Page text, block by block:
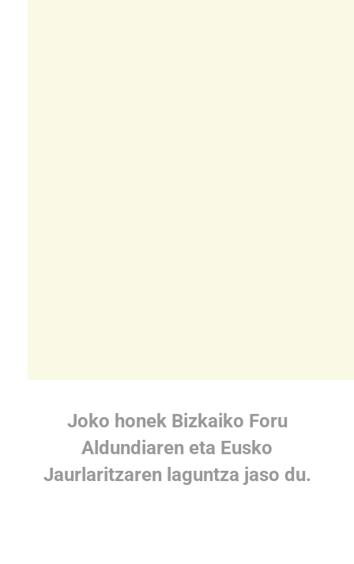
Joko honek Bizkaiko Foru
Aldundiaren eta Eusko
Jaurlaritzaren laguntza jaso du.